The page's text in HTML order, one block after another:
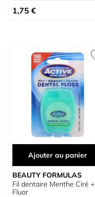
1,75 €
Ajouter au panier
BEAUTY FORMULAS
Fil dentaire Menthe Ciré +
Fluor